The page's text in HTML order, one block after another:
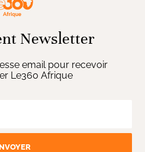
Newsletter
email pour recevoir
Le360 Afrique